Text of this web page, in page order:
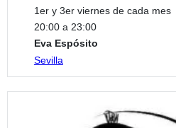
1er y 3er viernes de cada mes
20:00 a 23:00
Eva Espósito
Sevilla